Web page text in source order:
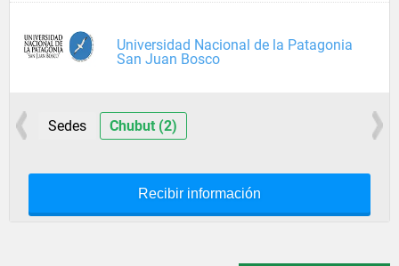
Universidad Nacional de la Patagonia
San Juan Bosco
Sedes Chubut (2)
Recibir información